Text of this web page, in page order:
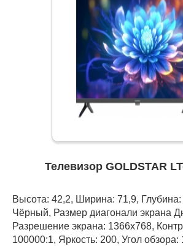
Телевизор GOLDSTAR
Высота: 42,2, Ширина: 71,9, Глубина:
Чёрный, Размер диагонали экрана
Разрешение экрана: 1366x768,
100000:1, Яркость: 200, Угол обзора: